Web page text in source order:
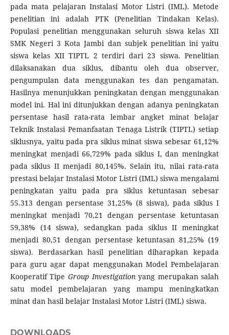
pada mata pelajaran Instalasi Motor Listri (IML). Metode
penelitian ini adalah PTK (Penelitian Tindakan Kelas).
Populasi penelitian menggunakan seluruh siswa kelas XII
SMK Negeri 3 Kota Jambi dan subjek penelitian ini yaitu
siswa kelas XII TIPTL 2 terdiri dari 23 siswa. Penelitian
dilaksanakan dua siklus, dibantu oleh dua observer,
pengumpulan data menggunakan tes dan pengamatan.
Hasilnya menunjukkan peningkatan dengan menggunakan
model ini. Hal ini ditunjukkan dengan adanya peningkatan
persentase hasil rata-rata lembar angket minat belajar
Teknik Instalasi Pemanfaatan Tenaga Listrik (TIPTL) setiap
siklusnya, yaitu pada pra siklus minat siswa sebesar 61,12%
meningkat menjadi 66,729% pada siklus I, dan meningkat
pada siklus II menjadi 80,145%. Selain itu, nilai rata-rata
prestasi belajar Instalasi Motor Listri (IML) siswa mengalami
peningkatan yaitu pada pra siklus ketuntasan sebesar
55.313 dengan persentase 31,25% (8 siswa), pada siklus I
meningkat menjadi 70,21 dengan persentase ketuntasan
59,38% (14 siswa), sedangkan pada siklus II meningkat
menjadi 80,51 dengan persentase ketuntasan 81,25% (19
siswa). Berdasarkan hasil penelitian diharapkan kepada
para guru agar dapat menggunakan Model Pembelajaran
Kooperatif Tipe Group Investigationyang merupakan salah
satu model pembelajaran yang mampu meningkatkan
minat dan hasil belajar Instalasi Motor Listri (IML) siswa.
DOWNLOADS